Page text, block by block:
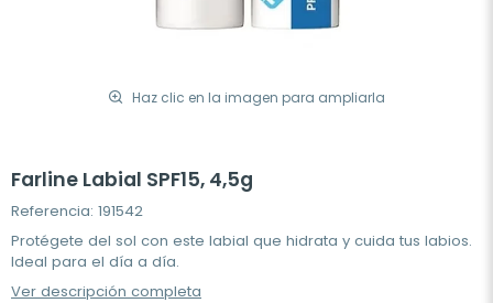
Haz clic en la imagen para ampliarla
Farline Labial SPF15, 4,5g
Referencia: 191542
Protégete del sol con este labial que hidrata y cuida tus labios.
Ideal para el día a día.
Ver descripción completa